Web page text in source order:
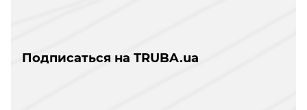
Подписаться на TRUBA.ua